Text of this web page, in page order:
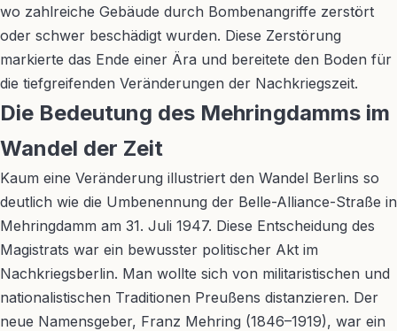
wo zahlreiche Gebäude durch Bombenangriffe zerstört
oder schwer beschädigt wurden. Diese Zerstörung
markierte das Ende einer Ära und bereitete den Boden für
die tiefgreifenden Veränderungen der Nachkriegszeit.
Die Bedeutung des Mehringdamms im
Wandel der Zeit
Kaum eine Veränderung illustriert den Wandel Berlins so
deutlich wie die Umbenennung der Belle-Alliance-Straße in
Mehringdamm am 31. Juli 1947. Diese Entscheidung des
Magistrats war ein bewusster politischer Akt im
Nachkriegsberlin. Man wollte sich von militaristischen und
nationalistischen Traditionen Preußens distanzieren. Der
neue Namensgeber, Franz Mehring (1846–1919), war ein